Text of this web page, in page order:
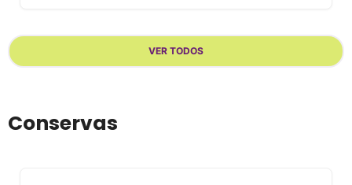
VER TODOS
Conservas